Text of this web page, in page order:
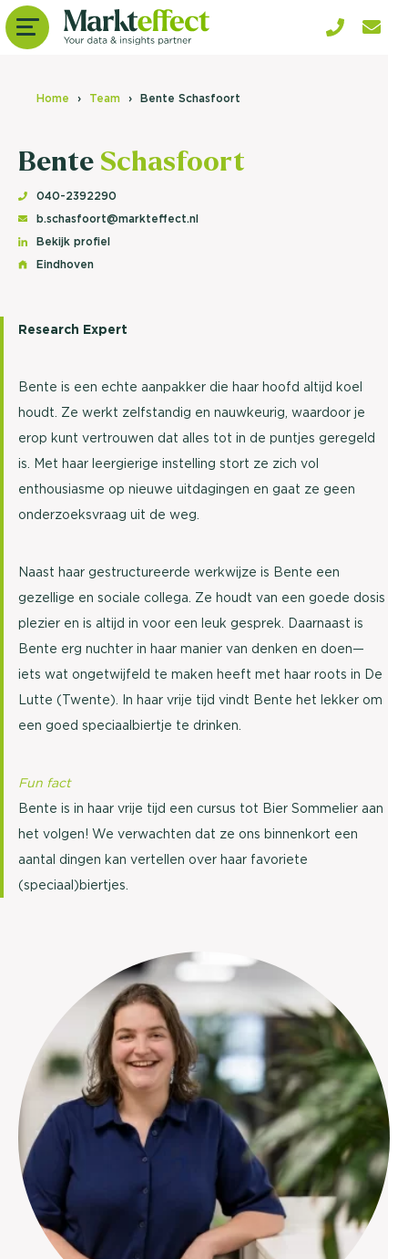
Home Team Bente Schasfoort
Bente Schasfoort
040-2392290
b.schasfoort@markteffect.nl
Bekijk profiel
Eindhoven
Research Expert
Bente is een echte aanpakker die haar hoofd altijd koel
houdt. Ze werkt zelfstandig en nauwkeurig, waardoor je
erop kunt vertrouwen dat alles tot in de puntjes geregeld
is. Met haar leergierige instelling stort ze zich vol
enthousiasme op nieuwe uitdagingen en gaat ze geen
onderzoeksvraag uit de weg.
Naast haar gestructureerde werkwijze is Bente een
gezellige en sociale collega. Ze houdt van een goede dosis
plezier en is altijd in voor een leuk gesprek. Daarnaast is
Bente erg nuchter in haar manier van denken en doen—
iets wat ongetwijfeld te maken heeft met haar roots in De
Lutte (Twente). In haar vrije tijd vindt Bente het lekker om
een goed speciaalbiertje te drinken.
Fun fact
Bente is in haar vrije tijd een cursus tot Bier Sommelier aan
het volgen! We verwachten dat ze ons binnenkort een
aantal dingen kan vertellen over haar favoriete
(speciaal)biertjes.